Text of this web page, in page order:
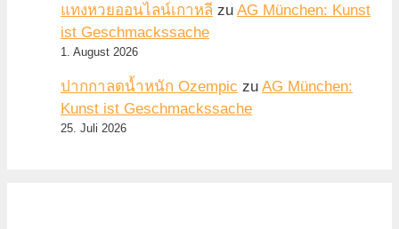
แทงหวยออนไลน์เกาหลี zu AG München: Kunst
ist Geschmackssache
1. August 2026
ปากกาลดน้ำหนัก Ozempic zu AG München:
Kunst ist Geschmackssache
25. Juli 2026